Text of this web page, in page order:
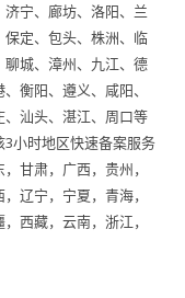
宁、廊坊、洛阳、兰
定、包头、株洲、临
城、漳州、九江、德
衡阳、遵义、咸阳、
汕头、湛江、周口等
小时地区快速备案服务
甘肃，广西，贵州，
辽宁，宁夏，青海，
西藏，云南，浙江，